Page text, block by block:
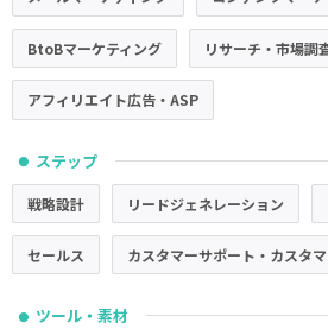
BtoBマーケティング リサーチ・市場調
アフィリエイト広告・ASP
● ステップ
戦略設計 リードジェネレーション
セールス カスタマーサポート・カスタ
● ツール・素材